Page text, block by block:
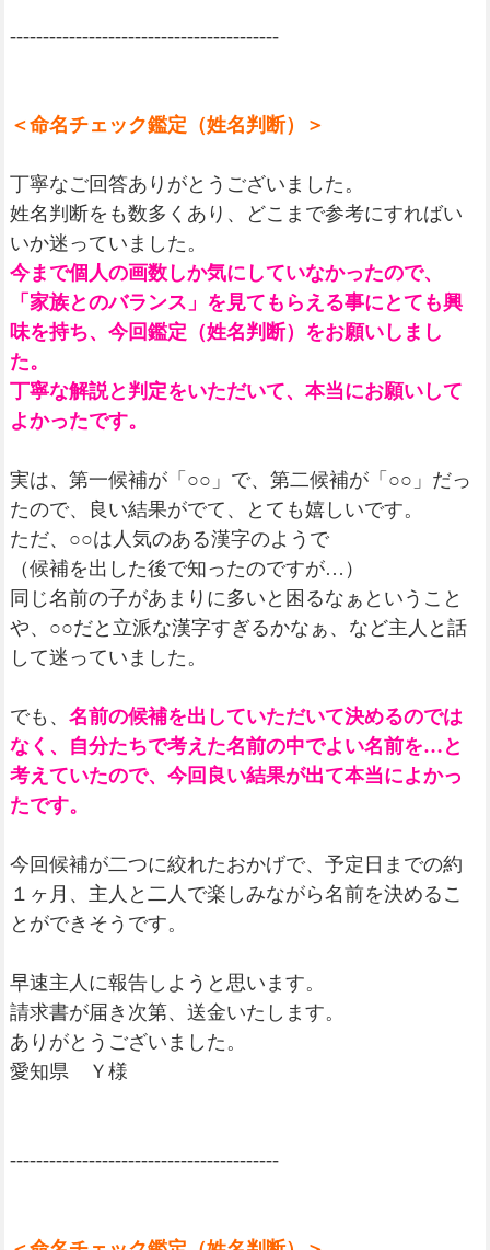
-----------------------------------------
＜命名チェック鑑定（姓名判断）＞
丁寧なご回答ありがとうございました。
姓名判断をも数多くあり、どこまで参考にすればい
いか迷っていました。
今まで個人の画数しか気にしていなかったので、
「家族とのバランス」を見てもらえる事にとても興
味を持ち、今回鑑定（姓名判断）をお願いしまし
た。
丁寧な解説と判定をいただいて、本当にお願いして
よかったです。
実は、第一候補が「○○」で、第二候補が「○○」だっ
たので、良い結果がでて、とても嬉しいです。
ただ、○○は人気のある漢字のようで
（候補を出した後で知ったのですが…）
同じ名前の子があまりに多いと困るなぁということ
や、○○だと立派な漢字すぎるかなぁ、など主人と話
して迷っていました。
でも、 名前の候補を出していただいて決めるのでは
なく、自分たちで考えた名前の中でよい名前を…と
考えていたので、今回良い結果が出て本当によかっ
たです。
今回候補が二つに絞れたおかげで、予定日までの約
１ヶ月、主人と二人で楽しみながら名前を決めるこ
とができそうです。
早速主人に報告しようと思います。
請求書が届き次第、送金いたします。
ありがとうございました。
愛知県 Ｙ様
-----------------------------------------